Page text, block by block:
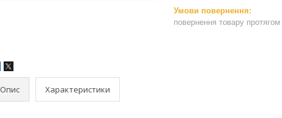
повернення товару протягом
Опис Характеристики